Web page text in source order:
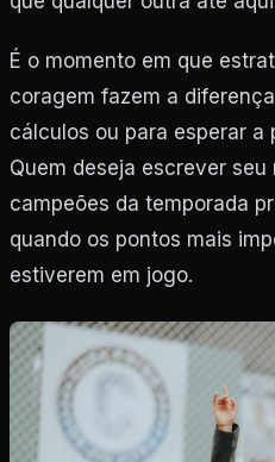
É o momento em que
coragem fazem a
cálculos ou para esperar a
Quem deseja escrever
campeões da temporada
quando os pontos mais
estiverem em jogo.